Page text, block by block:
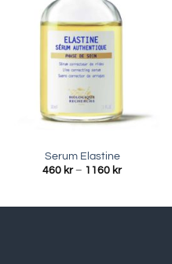
Serum Elastine
460 kr – 1160 kr